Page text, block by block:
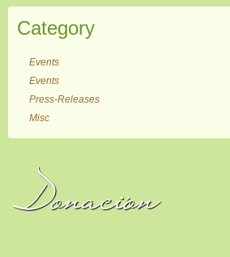
Category
Events
Events
Press-Releases
Misc
Donación